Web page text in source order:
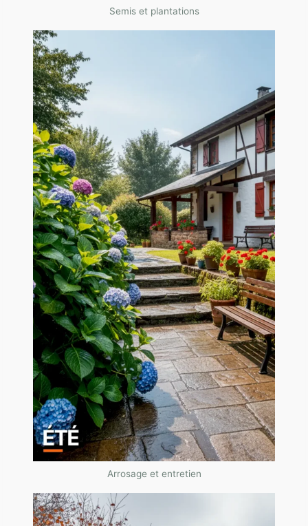
Semis et plantations
Arrosage et entretien